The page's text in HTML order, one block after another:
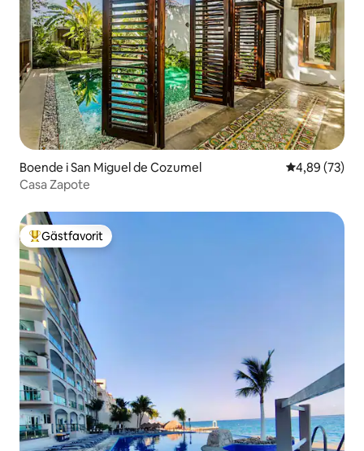
Boende i San Miguel de Cozumel 4,89 av 5 i
4,89 (73)
Casa Zapote
Populär gästfavorit
Gästfavorit